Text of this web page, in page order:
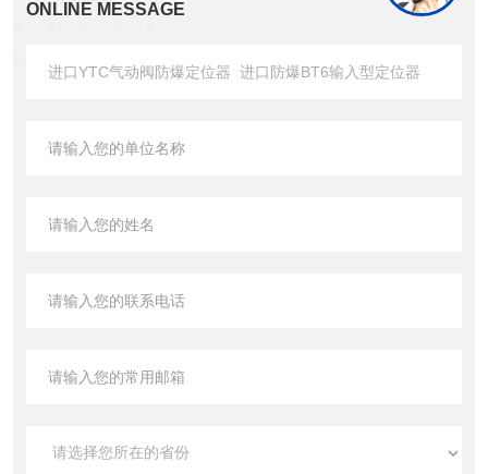
ONLINE MESSAGE